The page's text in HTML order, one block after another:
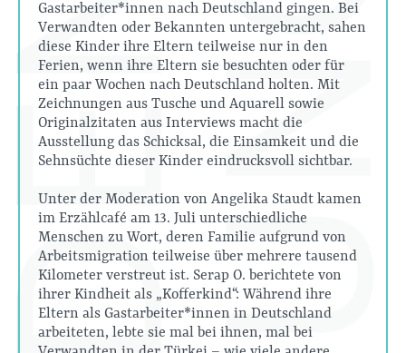
Gastarbeiter*innen nach Deutschland gingen. Bei
Verwandten oder Bekannten untergebracht, sahen
diese Kinder ihre Eltern teilweise nur in den
Ferien, wenn ihre Eltern sie besuchten oder für
ein paar Wochen nach Deutschland holten. Mit
Zeichnungen aus Tusche und Aquarell sowie
Originalzitaten aus Interviews macht die
Ausstellung das Schicksal, die Einsamkeit und die
Sehnsüchte dieser Kinder eindrucksvoll sichtbar.
Unter der Moderation von Angelika Staudt kamen
im Erzählcafé am 13. Juli unterschiedliche
Menschen zu Wort, deren Familie aufgrund von
Arbeitsmigration teilweise über mehrere tausend
Kilometer verstreut ist. Serap O. berichtete von
ihrer Kindheit als „Kofferkind“: Während ihre
Eltern als Gastarbeiter*innen in Deutschland
arbeiteten, lebte sie mal bei ihnen, mal bei